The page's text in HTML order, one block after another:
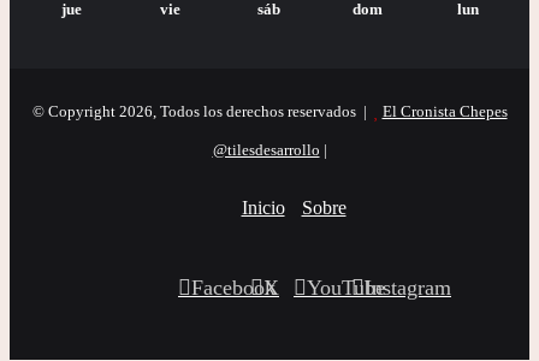
jue vie sáb dom lun
© Copyright 2026, Todos los derechos reservados | El Cronista Chepes
@tilesdesarrollo |
Inicio Sobre
Facebook
X YouTubeInstagram